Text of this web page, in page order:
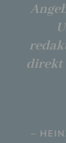
direkt
–